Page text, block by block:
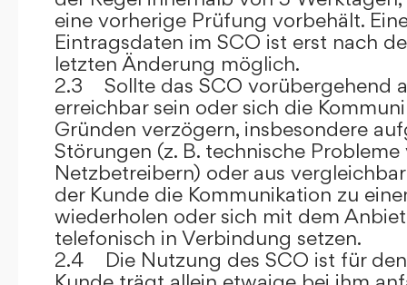
eine vorherige Prüfung vorbehält.
Eintragsdaten im SCO ist erst nach
letzten Änderung möglich.
2.3 Sollte das SCO vorübergehend
erreichbar sein oder sich die
Gründen verzögern, insbesondere
Störungen (z. B. technische
Netzbetreibern) oder aus
der Kunde die Kommunikation zu
wiederholen oder sich mit dem
telefonisch in Verbindung setzen.
2.4 Die Nutzung des SCO ist für den